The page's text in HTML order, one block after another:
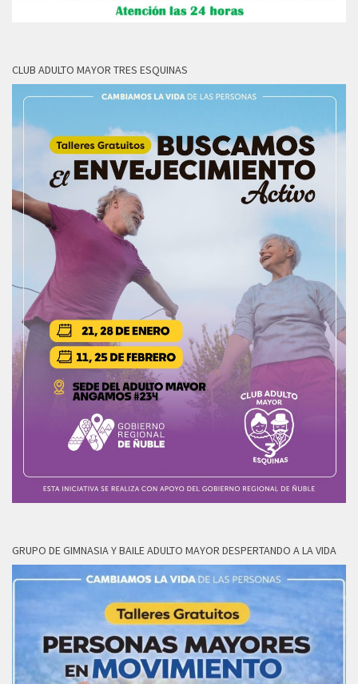
CLUB ADULTO MAYOR TRES ESQUINAS
GRUPO DE GIMNASIA Y BAILE ADULTO MAYOR DESPERTANDO A LA VIDA